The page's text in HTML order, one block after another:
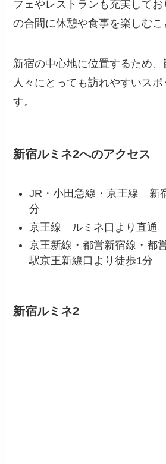
フェやレストランも充実して
の合間に休憩や食事を楽しむこ
新宿の中心地に位置するため
人々にとっても訪れやすいス
す。
新宿ルミネ2へのアクセス
JR・小田急線・京王線 新
分
京王線 ルミネ口より直通
京王新線・都営新宿線・都
駅京王新線口より徒歩1分
新宿ルミネ2